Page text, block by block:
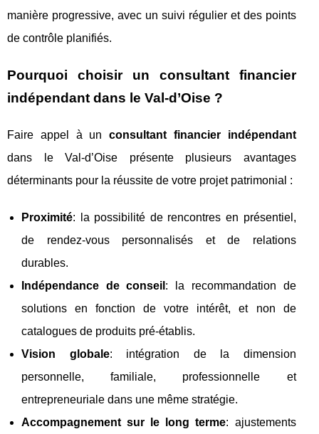
manière progressive, avec un suivi régulier et des points
de contrôle planifiés.
Pourquoi choisir un consultant financier
indépendant dans le Val-d’Oise ?
Faire appel à unconsultant financier indépendant
dans le Val-d’Oise présente plusieurs avantages
déterminants pour la réussite de votre projet patrimonial :
Proximité: la possibilité de rencontres en présentiel,
de rendez-vous personnalisés et de relations
durables.
Indépendance de conseil : la recommandation de
solutions en fonction de votre intérêt, et non de
catalogues de produits pré-établis.
Vision globale: intégration de la dimension
personnelle, familiale, professionnelle et
entrepreneuriale dans une même stratégie.
Accompagnement sur le long terme: ajustements